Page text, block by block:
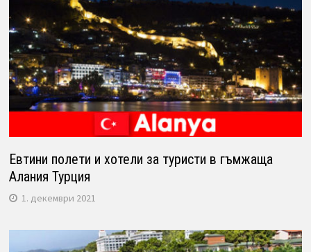
Евтини полети и хотели за туристи в гъмжаща
Алания Турция
1. декември 2021